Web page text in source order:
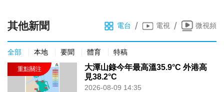
其他新聞 電台 / 電視 / 微視頻
全部 本地 要聞 體育 特稿
大潭山錄今年最高溫35.9°C 外港高
見38.2°C
2026-08-09 14:35